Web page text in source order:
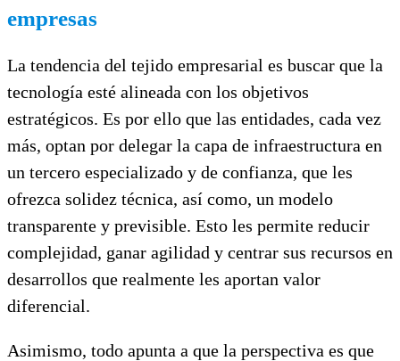
empresas
La tendencia del tejido empresarial es buscar que la
tecnología esté alineada con los objetivos
estratégicos. Es por ello que las entidades, cada vez
más, optan por delegar la capa de infraestructura en
un tercero especializado y de confianza, que les
ofrezca solidez técnica, así como, un modelo
transparente y previsible. Esto les permite reducir
complejidad, ganar agilidad y centrar sus recursos en
desarrollos que realmente les aportan valor
diferencial.
Asimismo, todo apunta a que la perspectiva es que